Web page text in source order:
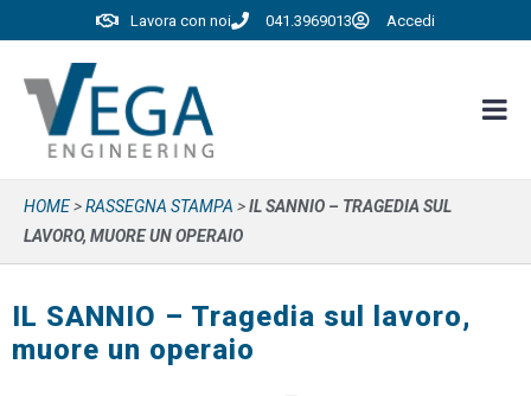
Lavora con noi 041.3969013 Accedi
HOME>RASSEGNA STAMPA >IL SANNIO – TRAGEDIA SUL
LAVORO, MUORE UN OPERAIO
IL SANNIO – Tragedia sul lavoro,
muore un operaio